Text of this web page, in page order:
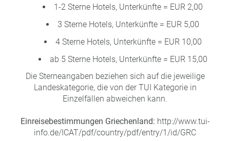
1-2 Sterne Hotels, Unterkünfte = EUR 2,00
3 Sterne Hotels, Unterkünfte = EUR 5,00
4 Sterne Hotels, Unterkünfte = EUR 10,00
ab 5 Sterne Hotels, Unterkünfte = EUR 15,00
Die Sterneangaben beziehen sich auf die jeweilige
Landeskategorie, die von der TUI Kategorie in
Einzelfällen abweichen kann.
Einreisebestimmungen Griechenland: http://www.tui-
info.de/ICAT/pdf/country/pdf/entry/1/id/GRC